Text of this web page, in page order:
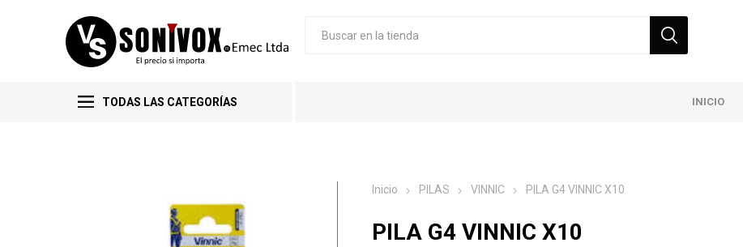
TODAS LAS CATEGORÍAS INICIO
Inicio PILAS VINNIC PILA G4 VINNIC X10
PILA G4 VINNIC X10